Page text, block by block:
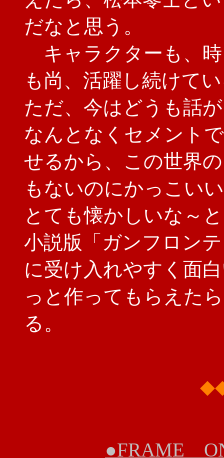
だなと思う。
キャラクターも、
も尚、活躍し続けて
ただ、今はどうも話
なんとなくセメント
せるから、この世界
もないのにかっこい
とても懐かしいな～
小説版「ガンフロン
に受け入れやすく面
っと作ってもらえた
る。
●FRAME